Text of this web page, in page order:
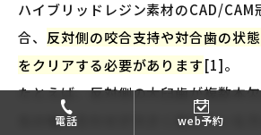
電話 web予約
ハイブリッドレジン素材のCAD/CAM
合、 反対側の咬合支持や対合歯の状
をクリアする必要があります[1]。
たとえば、反対側の大臼歯が複数本
右の噛み合わせが大きく崩れている